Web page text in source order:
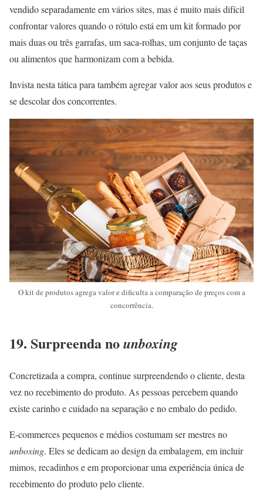
vendido separadamente em vários sites, mas é muito mais difícil
confrontar valores quando o rótulo está em um kit formado por
mais duas ou três garrafas, um saca-rolhas, um conjunto de taças
ou alimentos que harmonizam com a bebida.
Invista nesta tática para também agregar valor aos seus produtos e
se descolar dos concorrentes.
O kit de produtos agrega valor e dificulta a comparação de preços com a
concorrência.
19. Surpreenda nounboxing
Concretizada a compra, continue surpreendendo o cliente, desta
vez no recebimento do produto. As pessoas percebem quando
existe carinho e cuidado na separação e no embalo do pedido.
E-commerces pequenos e médios costumam ser mestres no
unboxing. Eles se dedicam ao design da embalagem, em incluir
mimos, recadinhos e em proporcionar uma experiência única de
recebimento do produto pelo cliente.